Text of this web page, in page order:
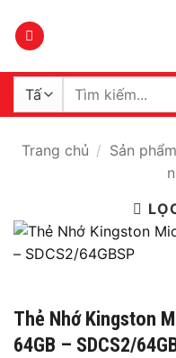
qua
dung
Tìm
Trang chủ / Sản phẩm
Thẻ Nhớ Kingston
64GB – SDCS2/